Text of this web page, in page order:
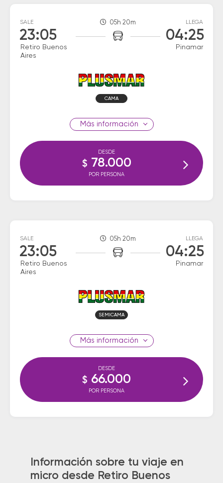
SALE
23:05
Retiro Buenos
Aires
05h 20m LLEGA
04:25
Pinamar
CAMA
información
DESDE
$ 78.000
POR PERSONA
SALE
23:05
Retiro Buenos
Aires
05h 20m LLEGA
04:25
Pinamar
SEMICAMA
información
DESDE
$ 66.000
POR PERSONA
Información sobre tu viaje en
micro desde Retiro Buenos